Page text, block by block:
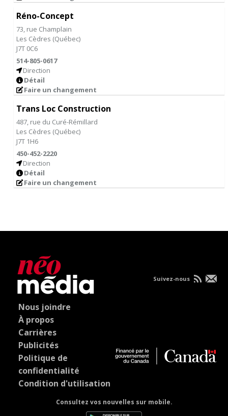
Réno-Concept
73, rue Champlain
Les Cèdres (Québec)
J7T 0C6
514-805-0617
Direction
Détail
Faire un changement
Trans Loc Construction
487, rue du Curé-Rémillard
Les Cèdres (Québec)
J7T 1H6
450-452-2220
Direction
Détail
Faire un changement
Nous joindre
À propos
Carrières
Publicités
Politique de
confidentialité
Condition d'utilisation
Consultez vos nouvelles sur mobile.
Suivez-nous